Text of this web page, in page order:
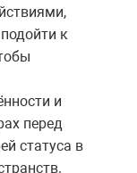
к
и
перед
статуса в